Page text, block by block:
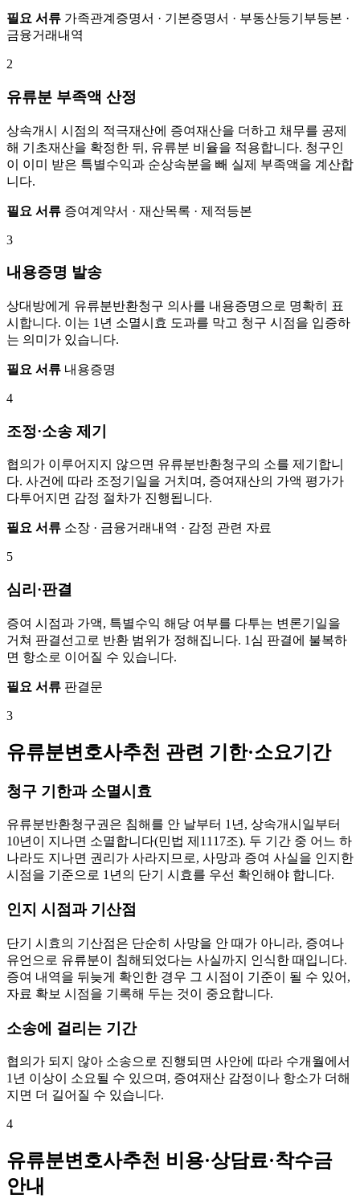
필요 서류 가족관계증명서 · 기본증명서 · 부동산등기부등본 ·
금융거래내역
2
유류분 부족액 산정
상속개시 시점의 적극재산에 증여재산을 더하고 채무를 공제
해 기초재산을 확정한 뒤, 유류분 비율을 적용합니다. 청구인
이 이미 받은 특별수익과 순상속분을 빼 실제 부족액을 계산합
니다.
필요 서류 증여계약서 · 재산목록 · 제적등본
3
내용증명 발송
상대방에게 유류분반환청구 의사를 내용증명으로 명확히 표
시합니다. 이는 1년 소멸시효 도과를 막고 청구 시점을 입증하
는 의미가 있습니다.
필요 서류 내용증명
4
조정·소송 제기
협의가 이루어지지 않으면 유류분반환청구의 소를 제기합니
다. 사건에 따라 조정기일을 거치며, 증여재산의 가액 평가가
다투어지면 감정 절차가 진행됩니다.
필요 서류 소장 · 금융거래내역 · 감정 관련 자료
5
심리·판결
증여 시점과 가액, 특별수익 해당 여부를 다투는 변론기일을
거쳐 판결선고로 반환 범위가 정해집니다. 1심 판결에 불복하
면 항소로 이어질 수 있습니다.
필요 서류 판결문
3
유류분변호사추천 관련 기한·소요기간
청구 기한과 소멸시효
유류분반환청구권은 침해를 안 날부터 1년, 상속개시일부터
10년이 지나면 소멸합니다(민법 제1117조). 두 기간 중 어느 하
나라도 지나면 권리가 사라지므로, 사망과 증여 사실을 인지한
시점을 기준으로 1년의 단기 시효를 우선 확인해야 합니다.
인지 시점과 기산점
단기 시효의 기산점은 단순히 사망을 안 때가 아니라, 증여나
유언으로 유류분이 침해되었다는 사실까지 인식한 때입니다.
증여 내역을 뒤늦게 확인한 경우 그 시점이 기준이 될 수 있어,
자료 확보 시점을 기록해 두는 것이 중요합니다.
소송에 걸리는 기간
협의가 되지 않아 소송으로 진행되면 사안에 따라 수개월에서
1년 이상이 소요될 수 있으며, 증여재산 감정이나 항소가 더해
지면 더 길어질 수 있습니다.
4
유류분변호사추천 비용·상담료·착수금
안내